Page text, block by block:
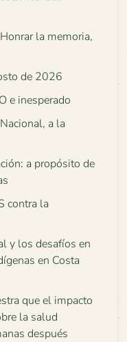
la memoria,
de 2026
e inesperado
a la
a propósito de
contra la
y los desafíos en
en Costa
que el impacto
la salud
después